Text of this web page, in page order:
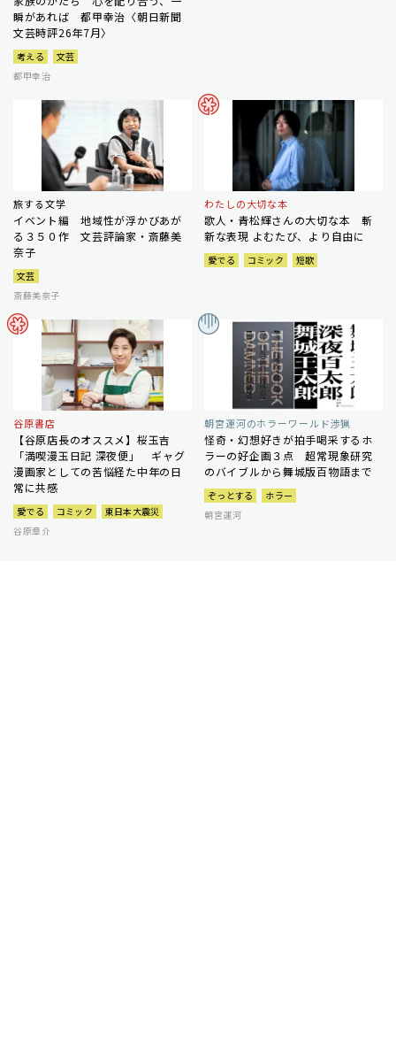
瞬があれば 都甲幸治〈朝日新聞
文芸時評26年7月〉
考える
文芸
都甲幸治
旅する文学
イベント編 地域性が浮かびあが
る３５０作 文芸評論家・斎藤美
奈子
文芸
斎藤美奈子
わたしの大切な本
歌人・青松輝さんの大切な本 斬
新な表現 よむたび、より自由に
愛でる コミック 短歌
谷原書店
【谷原店長のオススメ】桜玉吉
「満喫漫玉日記 深夜便」 ギャグ
漫画家としての苦悩経た中年の日
常に共感
愛でる コミック
東日本大震災
谷原章介
朝宮運河のホラーワールド渉猟
怪奇・幻想好きが拍手喝采するホ
ラーの好企画３点 超常現象研究
のバイブルから舞城版百物語まで
ぞっとする
ホラー
朝宮運河